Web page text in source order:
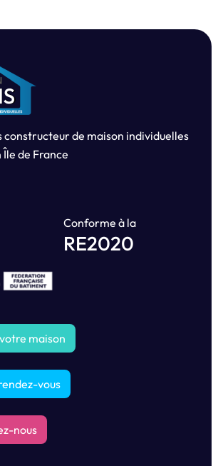
constructeur de maison individuelles
de France
Conforme à la
RE2020
maison
vous
nous